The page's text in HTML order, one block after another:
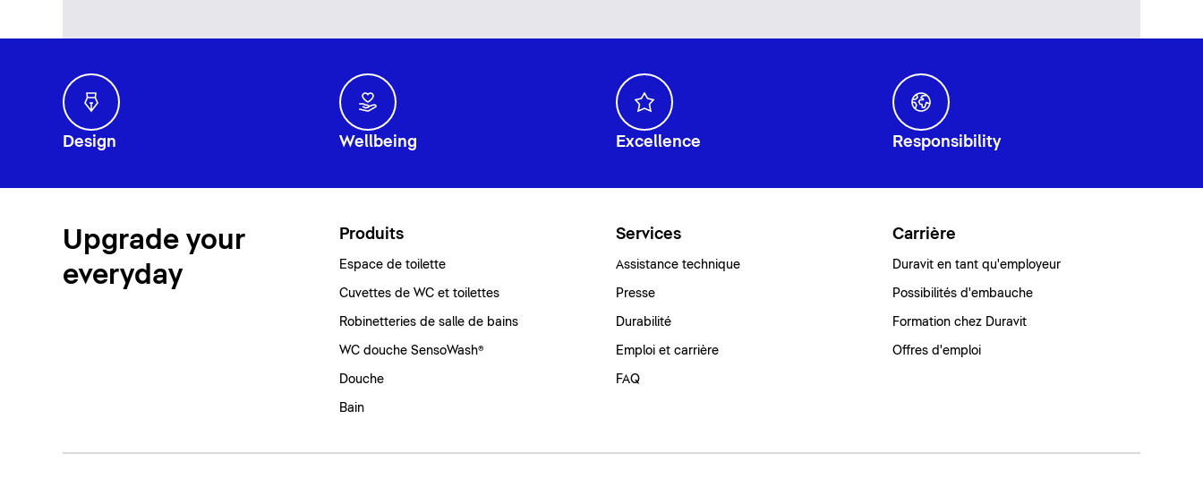
Design Wellbeing Excellence Responsibility
Upgrade your
everyday
Produits
Espace de toilette
Cuvettes de WC et toilettes
Robinetteries de salle de bains
WC douche SensoWash®
Douche
Bain
Services
Assistance technique
Presse
Durabilité
Emploi et carrière
FAQ
Carrière
Duravit en tant qu'employeur
Possibilités d'embauche
Formation chez Duravit
Offres d'emploi